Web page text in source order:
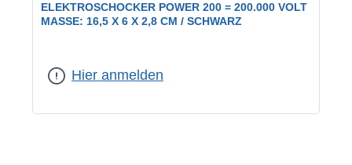
ELEKTROSCHOCKER POWER 200 = 200.000 VOLT
MASSE: 16,5 X 6 X 2,8 CM / SCHWARZ
Hier anmelden